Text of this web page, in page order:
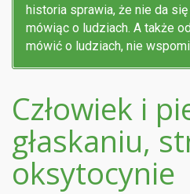
historia sprawia, że nie da
mówiąc o ludziach. A także
mówić o ludziach, nie
Człowiek i
głaskaniu,
oksytocynie